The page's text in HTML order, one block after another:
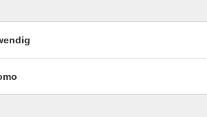
und
85435 Erding